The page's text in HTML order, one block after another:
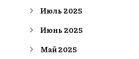
Июль 2025
Июнь 2025
Май 2025